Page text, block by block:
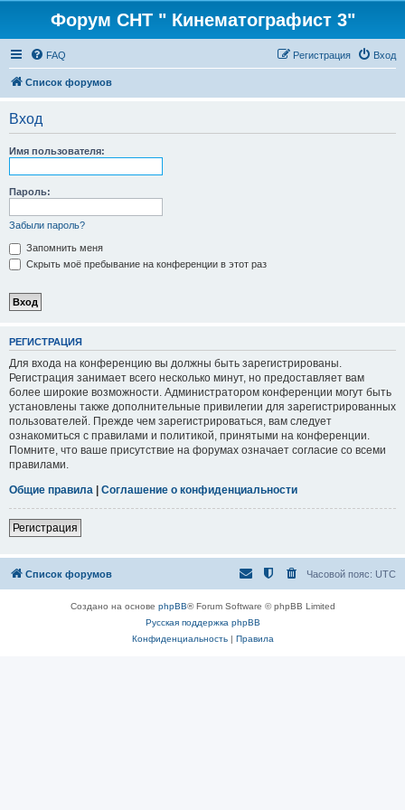
Форум СНТ " Кинематографист 3"
FAQ Вход
Регистрация
Список форумов
Вход
Имя пользователя:
Пароль:
Забыли пароль?
Запомнить меня
Скрыть моё пребывание на конференции в этот раз
РЕГИСТРАЦИЯ
Для входа на конференцию вы должны быть зарегистрированы.
Регистрация занимает всего несколько минут, но предоставляет вам
более широкие возможности. Администратором конференции могут быть
установлены также дополнительные привилегии для зарегистрированных
пользователей. Прежде чем зарегистрироваться, вам следует
ознакомиться с правилами и политикой, принятыми на конференции.
Помните, что ваше присутствие на форумах означает согласие со всеми
правилами.
Общие правила | Соглашение о конфиденциальности
Регистрация
Список форумов Часовой пояс: UTC
Создано на основе phpBB® Forum Software © phpBB Limited
Русская поддержка phpBB
Конфиденциальность| Правила